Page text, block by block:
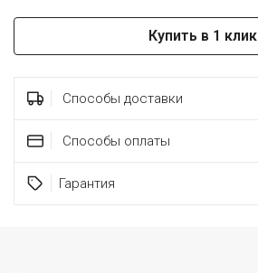
Купить в 1 клик
Способы доставки
Способы оплаты
Гарантия